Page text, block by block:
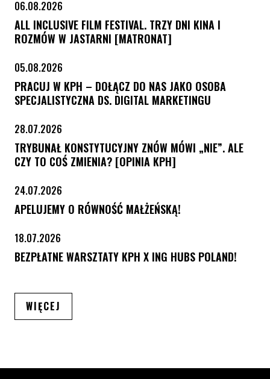
06.08.2026
ALL INCLUSIVE FILM FESTIVAL. TRZY DNI KINA I
ROZMÓW W JASTARNI [MATRONAT]
05.08.2026
PRACUJ W KPH – DOŁĄCZ DO NAS JAKO OSOBA
SPECJALISTYCZNA DS. DIGITAL MARKETINGU
28.07.2026
TRYBUNAŁ KONSTYTUCYJNY ZNÓW MÓWI „NIE”. ALE
CZY TO COŚ ZMIENIA? [OPINIA KPH]
24.07.2026
APELUJEMY O RÓWNOŚĆ MAŁŻEŃSKĄ!
18.07.2026
BEZPŁATNE WARSZTATY KPH X ING HUBS POLAND!
WIĘCEJ